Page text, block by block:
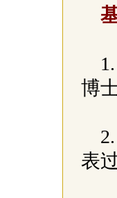
博
表